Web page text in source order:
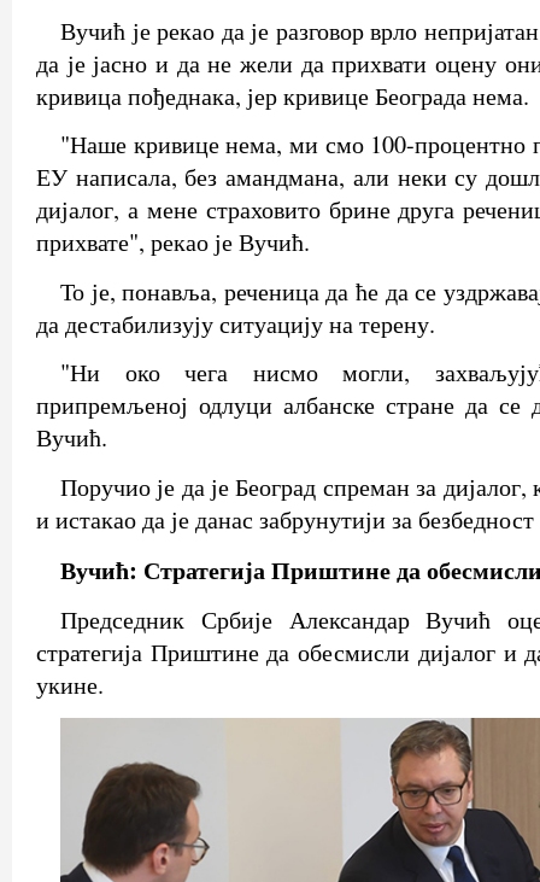
Вучић је рекао да је разговор врло
да је јасно и да не жели да прихвати оцену
кривица пођеднака, јер кривице Београда нема.
"Наше кривице нема, ми смо 100-процентно
ЕУ написала, без амандмана, али неки су
дијалог, а мене страховито брине друга
прихвате", рекао је Вучић.
То је, понавља, реченица да ће да се
да дестабилизују ситуацију на терену.
"Ни око чега нисмо могли,
припремљеној одлуци албанске стране да се
Вучић.
Поручио је да је Београд спреман за дијалог,
и истакао да је данас забрунутији за
Вучић: Стратегија Приштине да
Председник Србије Александар Вучић
стратегија Приштине да обесмисли дијалог и
укине.